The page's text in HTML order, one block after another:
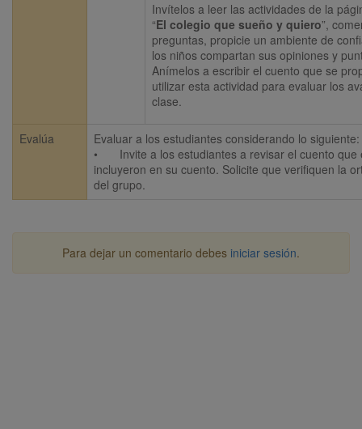
Invítelos a leer las actividades de la
“El colegio que sueño y quiero”,
preguntas, propicie un ambiente de
los niños compartan sus opiniones y
Anímelos a escribir el cuento que se
utilizar esta actividad para evaluar los
clase.
Evalúa
Evaluar a los estudiantes considerando lo siguiente:
•	Invite a los estudiantes a revisar el cuento que escribieron. Pida que revisen la claridad de las ideas que
incluyeron en su cuento. Solicite que verifiquen la
del grupo.
Para dejar un comentario debes iniciar sesión.